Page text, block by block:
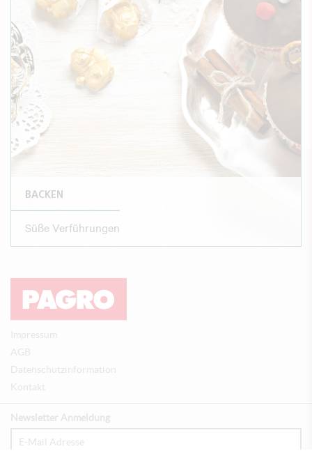
BACKEN
Süße Verführungen
Impressum
AGB
Datenschutzinformation
Kontakt
Newsletter Anmeldung